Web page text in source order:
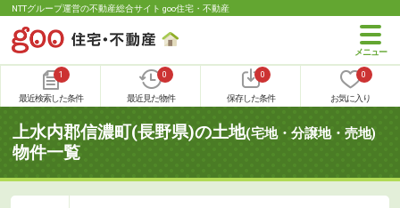
NTTグループ運営の不動産総合サイト goo住宅・不動産
1
最近検索した条件
0
最近見た物件
0
保存した条件
0
お気に入り
上水内郡信濃町(長野県)の土地(宅地・分譲地・売地)
物件一覧